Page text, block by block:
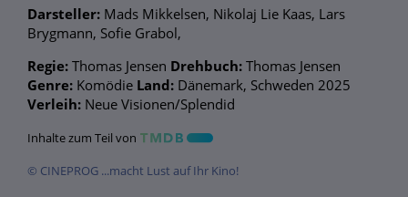
Darsteller: Mads Mikkelsen, Nikolaj Lie Kaas, Lars
Brygmann, Sofie Grabol,
Regie: Thomas Jensen Drehbuch: Thomas Jensen
Genre: Komödie Land: Dänemark, Schweden 2025
Verleih: Neue Visionen/Splendid
Inhalte zum Teil von
© CINEPROG ...macht Lust auf Ihr Kino!